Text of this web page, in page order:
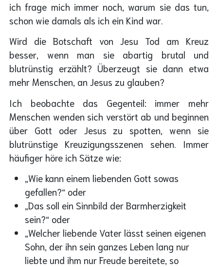
ich frage mich immer noch, warum sie das tun,
schon wie damals als ich ein Kind war.
Wird die Botschaft von Jesu Tod am Kreuz
besser, wenn man sie abartig brutal und
blutrünstig erzählt? Überzeugt sie dann etwa
mehr Menschen, an Jesus zu glauben?
Ich beobachte das Gegenteil: immer mehr
Menschen wenden sich verstört ab und beginnen
über Gott oder Jesus zu spotten, wenn sie
blutrünstige Kreuzigungsszenen sehen. Immer
häufiger höre ich Sätze wie:
„Wie kann einem liebenden Gott sowas
gefallen?“ oder
„Das soll ein Sinnbild der Barmherzigkeit
sein?“ oder
„Welcher liebende Vater lässt seinen eigenen
Sohn, der ihn sein ganzes Leben lang nur
liebte und ihm nur Freude bereitete, so